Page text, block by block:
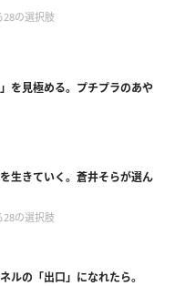
28の選択肢
を見極める。プチプラのあや
生きていく。蒼井そらが選ん
28の選択肢
ルの「出口」になれたら。